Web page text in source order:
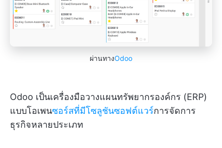
ผ่านทางOdoo
Odoo เป็นเครื่องมือวางแผนทรัพยากรองค์กร (ERP)
แบบโอเพนซอร์สที่มีโซลูชันซอฟต์แวร์การจัดการ
ธุรกิจหลายประเภท